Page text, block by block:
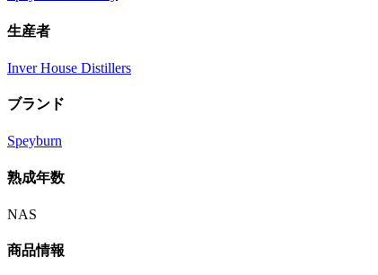
生産者
Inver House Distillers
ブランド
Speyburn
熟成年数
NAS
商品情報